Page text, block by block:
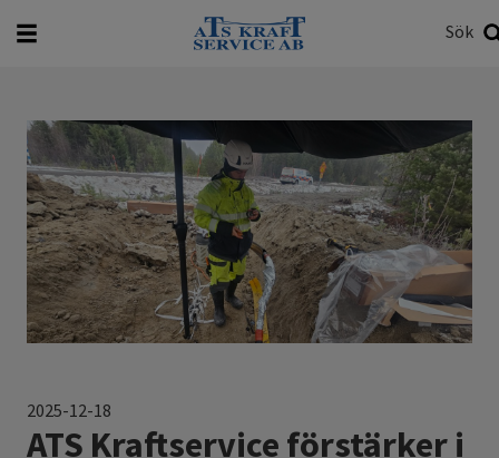
Sök
Vad vill du söka efter?
2025-12-18
ATS Kraftservice förstärker i